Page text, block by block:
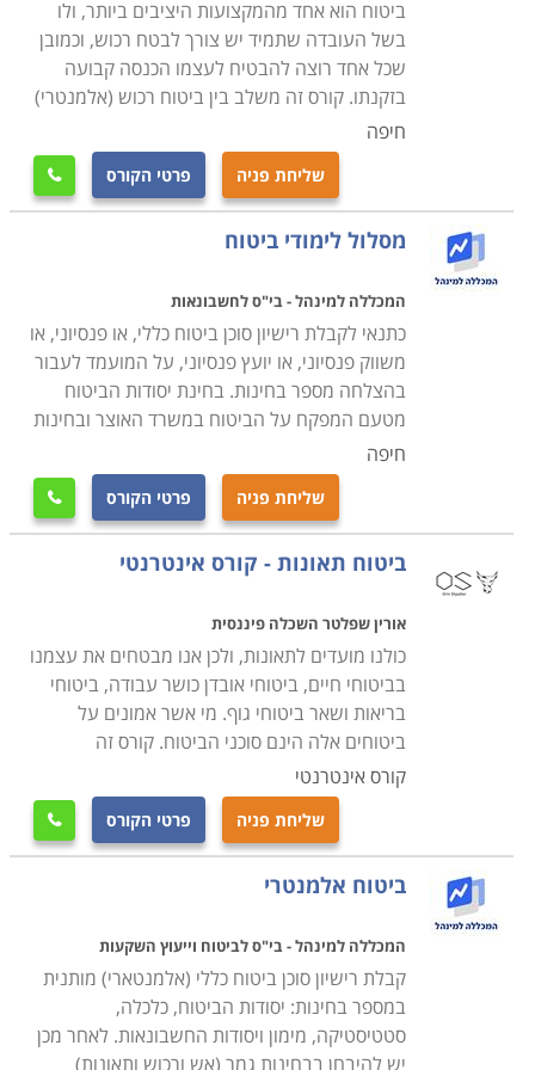
ביטוח הוא אחד מהמקצועות היציבים ביותר, ולו
בשל העובדה שתמיד יש צורך לבטח רכוש, וכמובן
שכל אחד רוצה להבטיח לעצמו הכנסה קבועה
בזקנתו. קורס זה משלב בין ביטוח רכוש (אלמנטרי)
חיפה
שליחת פניה פרטי הקורס 
מסלול לימודי ביטוח
המכללה למינהל - בי"ס לחשבונאות
כתנאי לקבלת רישיון סוכן ביטוח כללי, או פנסיוני, או
משווק פנסיוני, או יועץ פנסיוני, על המועמד לעבור
בהצלחה מספר בחינות. בחינת יסודות הביטוח
מטעם המפקח על הביטוח במשרד האוצר ובחינות
חיפה
שליחת פניה פרטי הקורס 
ביטוח תאונות - קורס אינטרנטי
אורין שפלטר השכלה פיננסית
כולנו מועדים לתאונות, ולכן אנו מבטחים את עצמנו
בביטוחי חיים, ביטוחי אובדן כושר עבודה, ביטוחי
בריאות ושאר ביטוחי גוף. מי אשר אמונים על
ביטוחים אלה הינם סוכני הביטוח. קורס זה
קורס אינטרנטי
שליחת פניה פרטי הקורס 
ביטוח אלמנטרי
המכללה למינהל - בי"ס לביטוח וייעוץ השקעות
קבלת רישיון סוכן ביטוח כללי (אלמנטארי) מותנית
במספר בחינות: יסודות הביטוח, כלכלה,
סטטיסטיקה, מימון ויסודות החשבונאות. לאחר מכן
יש להיבחן בבחינות גמר (אש ורכוש ותאונות)